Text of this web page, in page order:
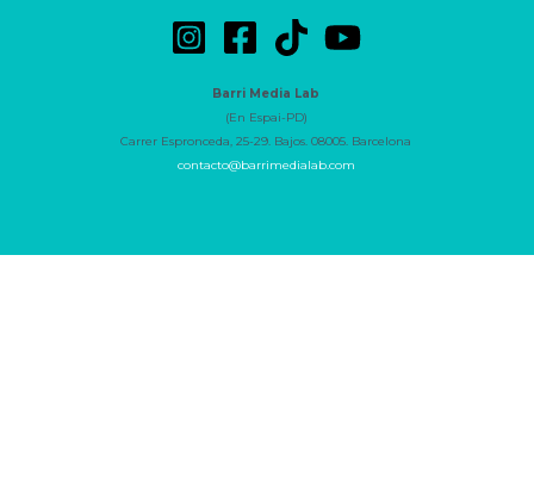
Barri Media Lab
(En Espai-PD)
Carrer Espronceda, 25-29. Bajos. 08005. Barcelona
contacto@barrimedialab.com